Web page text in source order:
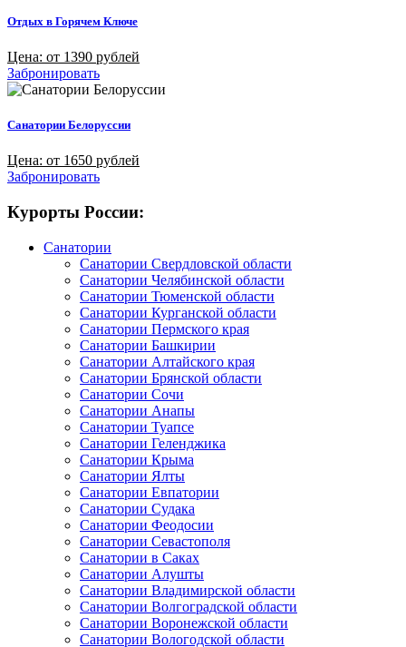
Отдых в Горячем Ключе
Цена: от 1390 рублей
Забронировать
Санатории Белоруссии
Цена: от 1650 рублей
Забронировать
Курорты России:
Санатории
Санатории Свердловской области
Санатории Челябинской области
Санатории Тюменской области
Санатории Курганской области
Санатории Пермского края
Санатории Башкирии
Санатории Алтайского края
Санатории Брянской области
Санатории Сочи
Санатории Анапы
Санатории Туапсе
Санатории Геленджика
Санатории Крыма
Санатории Ялты
Санатории Евпатории
Санатории Судака
Санатории Феодосии
Санатории Севастополя
Санатории в Саках
Санатории Алушты
Санатории Владимирской области
Санатории Волгоградской области
Санатории Воронежской области
Санатории Вологодской области